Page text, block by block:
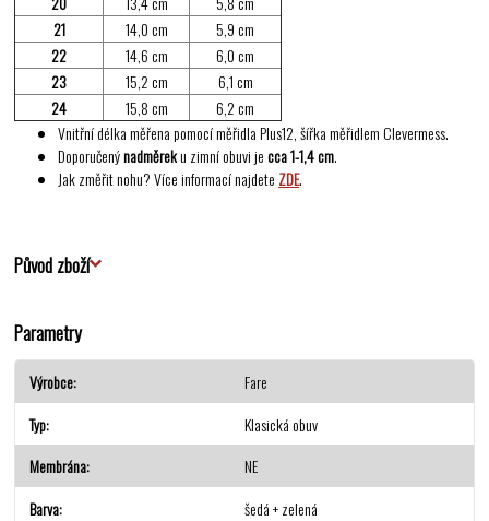
21
14,0 cm
5,9 cm
22
14,6 cm
6,0 cm
23
15,2 cm
6,1 cm
24
15,8 cm
6,2 cm
Vnitřní délka měřena pomocí měřidla Plus12, šířka měřidlem Clevermess.
Doporučenýnadměreku zimní obuvi jecca 1-1,4 cm.
Jak změřit nohu? Více informací najdete ZDE.
Původ zboží
Parametry
Výrobce
Fare
Typ
Klasická obuv
Membrána
NE
Barva
šedá + zelená